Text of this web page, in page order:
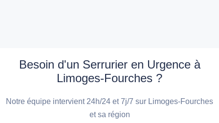
Besoin d'un Serrurier en Urgence à
Limoges-Fourches ?
Notre équipe intervient 24h/24 et 7j/7 sur Limoges-Fourches
et sa région